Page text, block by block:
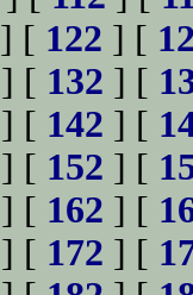
] [ 122 ] [
] [ 132 ] [
] [ 142 ] [
] [ 152 ] [
] [ 162 ] [
] [ 172 ] [